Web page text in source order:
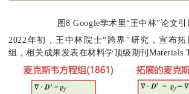
图8 Google学术里“王中林”论文
2022年初，王中林院士“跨界”研究，宣布
组，相关成果发表在材料学顶级期刊Materials